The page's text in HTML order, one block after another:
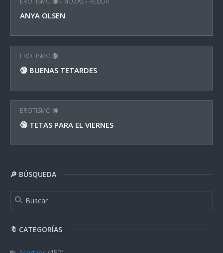
ANYA OLSEN
EROTISMO 🔞
🔞 BUENAS TETARDES
EROTISMO 🔞
🔞 TETAS PARA EL VIERNES
🔎 BÚSQUEDA
🔖 CATEGORÍAS